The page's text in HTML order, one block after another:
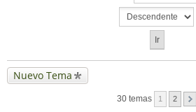
Nuevo Tema
30 temas 1 2